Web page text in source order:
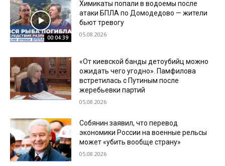
00:04:39
Химикаты попали в водоемы после
атаки БПЛА по Домодедово — жители
бьют тревогу
05.08.2026
«От киевской банды детоубийц можно
ожидать чего угодно». Памфилова
встретилась с Путиным после
жеребьевки партий
05.08.2026
Собянин заявил, что перевод
экономики России на военные рельсы
может «убить вообще страну»
05.08.2026